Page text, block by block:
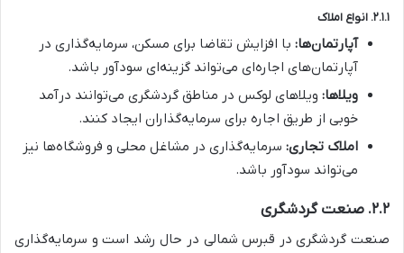
۲.۱.۱. انواع املاک
آپارتمان‌ها: با افزایش تقاضا برای مسکن، سرمایه‌گذاری در
آپارتمان‌های اجاره‌ای می‌تواند گزینه‌ای سودآور باشد.
ویلاها: ویلاهای لوکس در مناطق گردشگری می‌توانند درآمد
خوبی از طریق اجاره برای سرمایه‌گذاران ایجاد کنند.
املاک تجاری: سرمایه‌گذاری در مشاغل محلی و فروشگاه‌ها نیز
می‌تواند سودآور باشد.
۲.۲. صنعت گردشگری
صنعت گردشگری در قبرس شمالی در حال رشد است و سرمایه‌گذاری